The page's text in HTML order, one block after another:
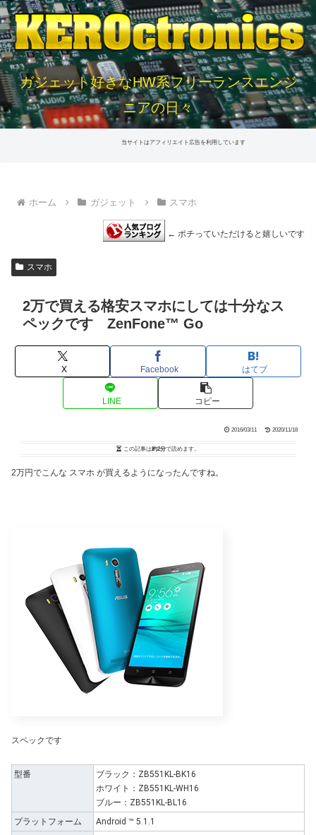
ガジェット好きなHW系フリーランスエンジ
ニアの日々
当サイトはアフィリエイト広告を利用しています
ホーム ガジェット スマホ
← ポチっていただけると嬉しいです
スマホ
2万で買える格安スマホにしては十分なス
ペックです ZenFone™ Go
X Facebook はてブ
LINE コピー
2016/03/11 2020/11/18
この記事は約2分で読めます。
2万円でこんな スマホ が買えるようになったんですね。
スペックです
型番
ブラック：ZB551KL-BK16
ホワイト：ZB551KL-WH16
ブルー：ZB551KL-BL16
プラットフォーム
Android ™ 5.1.1